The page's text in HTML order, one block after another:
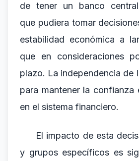
de tener un banco
que pudiera tomar
estabilidad económica a
que en consideraciones
plazo. La independencia de
para mantener la confianza
en el sistema financiero.
El impacto de esta
y grupos específicos es